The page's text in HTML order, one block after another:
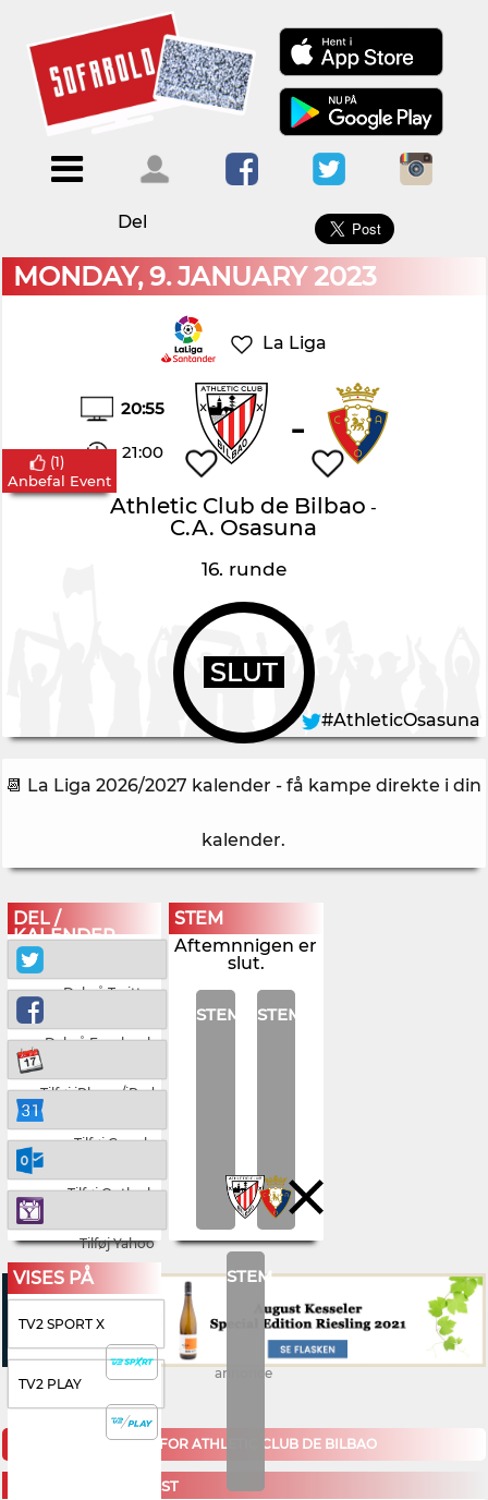
Menu
ForsideKalendere
Blogs
Om
Sofabold
Kontakt
bruger
ind
×
Del
MONDAY, 9. JANUARY 2023
La Liga
20:55
21:00 -
Athletic Club de Bilbao -
C.A. Osasuna
16. runde
SLUT
(1)
Anbefal Event
#AthleticOsasuna
📆 La Liga 2026/2027 kalender - få kampe direkte i din
kalender.
DEL /
KALENDER
Del på Twitter
Del på Facebook
Tilføj iPhone/iPad
Tilføj Google
Tilføj Outlook
Tilføj Yahoo
STEM
Aftemnnigen er
slut.
STEM STEM
STEM
VISES PÅ
TV2 SPORT X
TV2 PLAY
annonce
KOMMENDE KAMPE FOR ATHLETIC CLUB DE BILBAO
SATURDAY, 22. AUGUST